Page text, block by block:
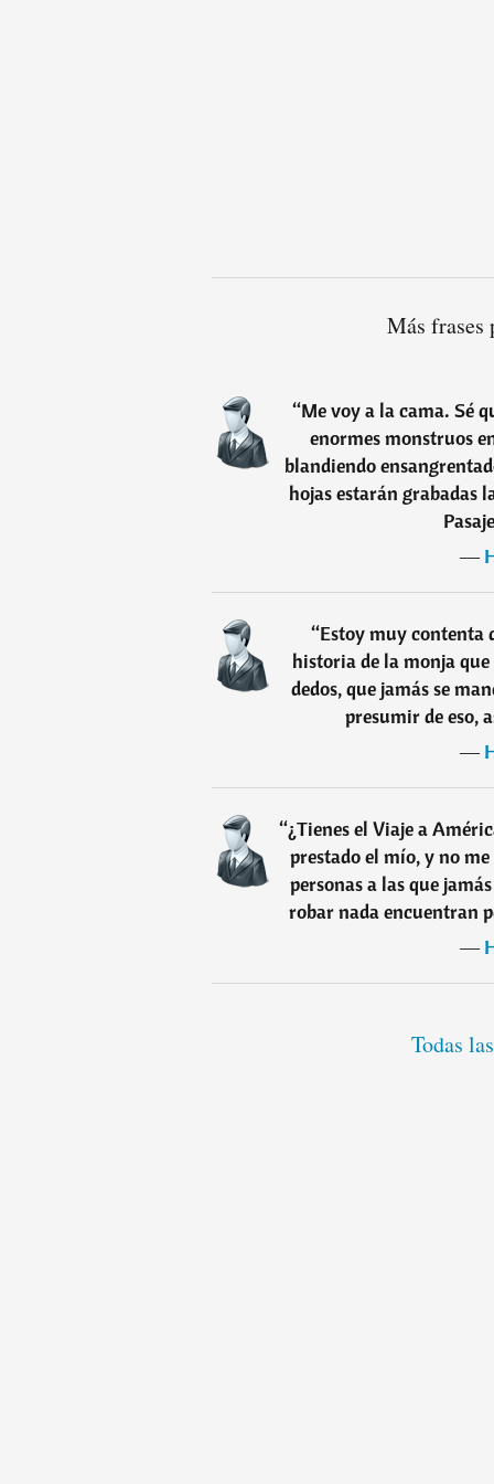
Más frases
“Me voy a la cama. Sé
enormes monstruos
blandiendo
hojas estarán grabadas
―
“Estoy muy contenta
historia de la monja
dedos, que jamás se
presumir de eso,
―
“¿Tienes el Viaje a
prestado el mío, y no
personas a las que
robar nada encuentran
―
Todas